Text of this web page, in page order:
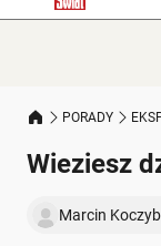
PORADY
Wieziesz
Marcin